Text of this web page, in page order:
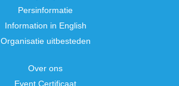
Persinformatie
Information in English
Organisatie uitbesteden
Over ons
Event Certificaat